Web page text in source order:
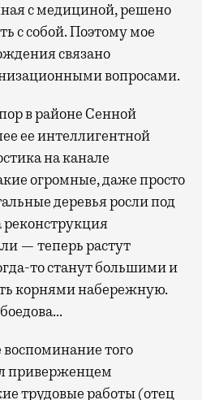
с медициной, решено
с собой. Поэтому мое
связано
вопросами.
в районе Сенной
ее интеллигентной
на канале
огромные, даже просто
деревья росли под
— теперь растут
то станут большими и
корнями набережную.
воспоминание того
приверженцем
трудовые работы (отец